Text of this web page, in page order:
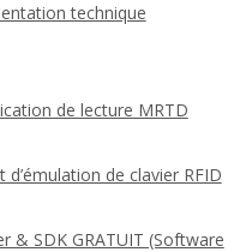
technique
de lecture MRTD
de clavier RFID
& SDK GRATUIT (Software